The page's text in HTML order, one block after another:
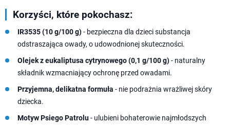
Korzyści, które pokochasz:
IR3535 (10 g/100 g)- bezpieczna dla dzieci substancja
odstraszająca owady, o udowodnionej skuteczności.
Olejek z eukaliptusa cytrynowego (0,1 g/100 g)- naturalny
składnik wzmacniający ochronę przed owadami.
Przyjemna, delikatna formuła - nie podrażnia wrażliwej skóry
dziecka.
Motyw Psiego Patrolu- ulubieni bohaterowie najmłodszych